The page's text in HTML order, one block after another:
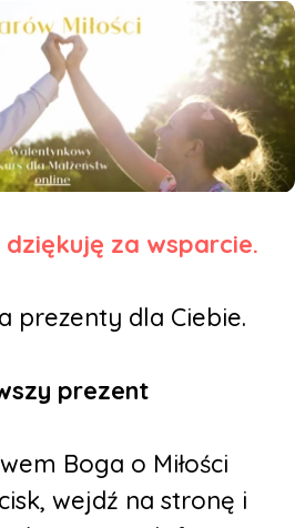
dziękuję za wsparcie.
prezenty dla Ciebie.
prezent
Boga o Miłości
wejdź na stronę i